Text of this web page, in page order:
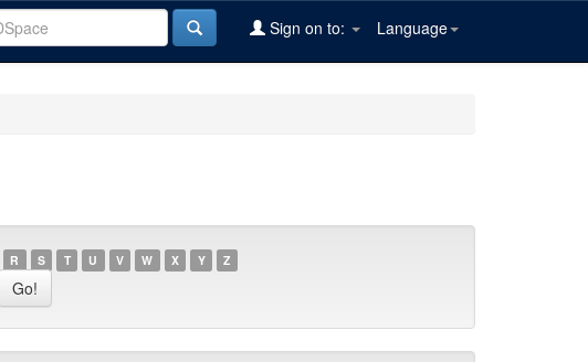
Language
Sign on to:
R S T U V W X Y Z